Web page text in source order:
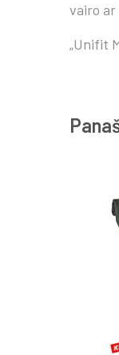
vairo
„Unifit